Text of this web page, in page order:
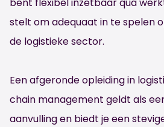
stelt om adequaat in te spelen
de logistieke sector.
Een afgeronde opleiding in
chain management geldt als
aanvulling en biedt je een